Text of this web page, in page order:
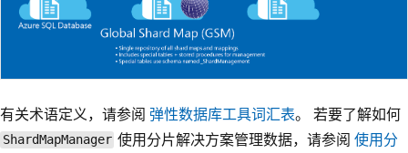
有关术语定义，请参阅 弹性数据库工具词汇表。 若要了解如何
ShardMapManager 使用分片解决方案管理数据，请参阅使用分